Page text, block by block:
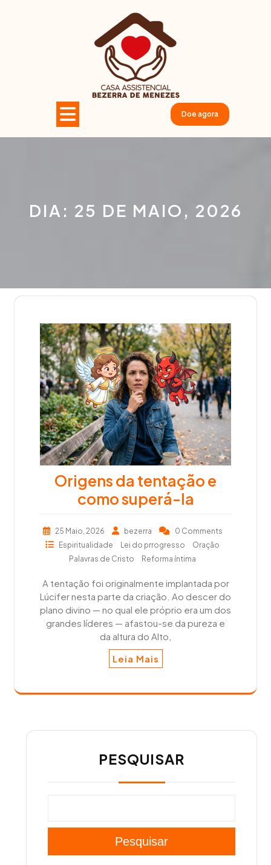
Button
Doe agora
DIA: 25 DE MAIO, 2026
Origens da tentação e
como superá-la
25 Maio, 2026 bezerra
0 Comments
Espiritualidade
Lei do prrogresso
Oração
Palavras de Cristo
Reforma íntima
A tentação foi originalmente implantada por
Lúcifer nesta parte da criação. Ao descer do
plano divino — no qual ele próprio era um dos
grandes líderes — afastou-se da pureza e
da altura do Alto,
Leia Mais
PESQUISAR
Pesquisar